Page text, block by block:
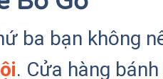
ba bạn không
. Cửa hàng